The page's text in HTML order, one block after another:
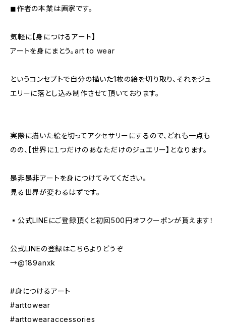
◼︎作者の本業は画家です。
気軽に【身につけるアート】
アートを身にまとう。art to wear
というコンセプトで自分の描いた1枚の絵を切り取り、それをジュ
エリーに落とし込み制作させて頂いております。
実際に描いた絵を切ってアクセサリーにするので、どれも一点も
のの、【世界に１つだけのあなただけのジュエリー】となります。
是非是非アートを身につけてみてください。
見る世界が変わるはずです。
▪️公式LINEにご登録頂くと初回500円オフクーポンが貰えます！
公式LINEの登録はこちらよりどうぞ
→@189anxk
#身につけるアート
#arttowear
#arttowearaccessories